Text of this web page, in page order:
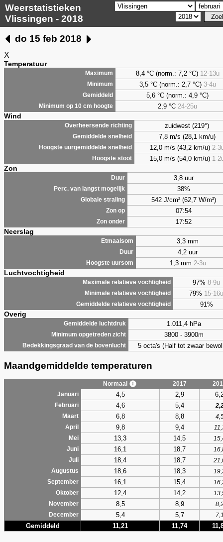
Weerstatistieken
Vlissingen - 2018
do 15 feb 2018
X
Temperatuur
Maximum 8,4 °C (norm.: 7,2 °C) 12-13u
Minimum 3,5 °C (norm.: 2,7 °C) 3-4u
Gemiddeld 5,6 °C (norm.: 4,9 °C)
Minimum op 10 cm hoogte 2,9 °C 24-25u
Wind
Overheersende richting zuidwest (219°)
Gemiddelde snelheid 7,8 m/s (28,1 km/u)
Hoogste uurgemiddelde snelheid 12,0 m/s (43,2 km/u) 2-
Hoogste stoot 15,0 m/s (54,0 km/u) 1-
Zon
Duur 3,8 uur
Perc. van langst mogelijk 38%
Globale straling 542 J/cm² (62,7 W/m²)
Zon op 07:54
Zon onder 17:52
Neerslag
Etmaalsom 3,3 mm
Duur 4,2 uur
Hoogste uursom 1,3 mm 2-3u
Luchtvochtigheid
Maximale relatieve vochtigheid 97% 8-9u
Minimale relatieve vochtigheid 79% 15-16u
Gemiddelde relatieve vochtigheid 91%
Overig
Gemiddelde luchtdruk 1.011,4 hPa
Minimum opgetreden zicht 3800 - 3900m
Bedekkingsgraad van de bovenlucht 5 octa's (Half tot zwaar
Maandgemiddelde temperaturen
Normaal 2017
Januari
4,5 2,9
Februari 4,6 5,4
Maart
6,8 8,8
April
9,8 9,4
Mei
13,3 14,5
Juni
16,1 18,7
Juli
18,4 18,7
Augustus
18,6 18,3
September
16,1 15,4
Oktober
12,4 14,2
November
8,5 8,9
December
5,4 5,7
Gemiddeld 11,21 11,74